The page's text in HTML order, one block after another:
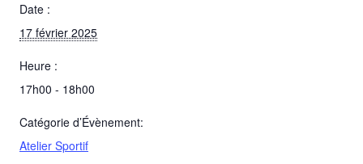
Date :
17 février 2025
Heure :
17h00 - 18h00
Catégorie d’Évènement:
Atelier Sportif